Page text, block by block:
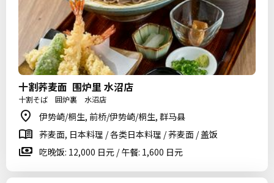
十割荞麦面 围炉里 水沼店
十割そば 囲炉裏 水沼店
伊势崎/桐生, 前桥/伊势崎/桐生, 群马县
荞麦面, 日本料理 / 各类日本料理 / 荞麦面 / 盖饭
吃晚饭: 12,000 日元 / 午餐: 1,600 日元